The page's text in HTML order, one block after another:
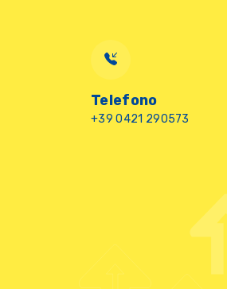
Telefono
+39 0421 290573